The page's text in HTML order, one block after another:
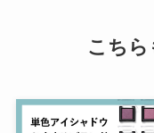
こち